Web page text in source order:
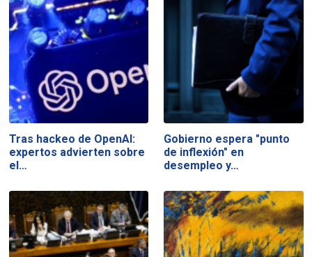
Tras hackeo de OpenAI:
expertos advierten sobre
el…
Gobierno espera "punto
de inflexión" en
desempleo y…